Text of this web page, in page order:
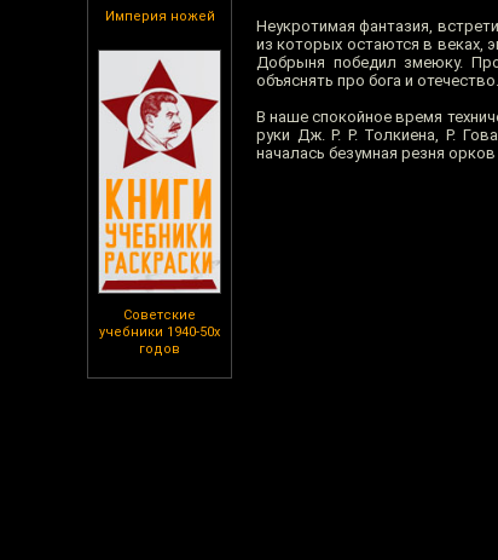
Империя ножей
Советские
учебники 1940-50х
годов
Неукротимая фантазия,
из которых остаются в веках,
Добрыня победил змеюку.
объяснять про бога и отечество.
В наше спокойное время
руки Дж. Р. Р. Толкиена, Р.
началась безумная резня